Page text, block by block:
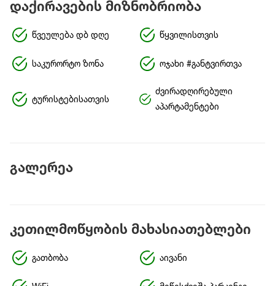
დაქირავების მიზნობრიობა
წვეულება დბ დღე წყვილისთვის
საკურორტო ზონა ოჯახი #განტვირთვა
ტურისტებისათვის
ძვირადღირებული
აპარტამენტები
გალერეა
კეთილმოწყობის მახასიათებლები
გათბობა აივანი